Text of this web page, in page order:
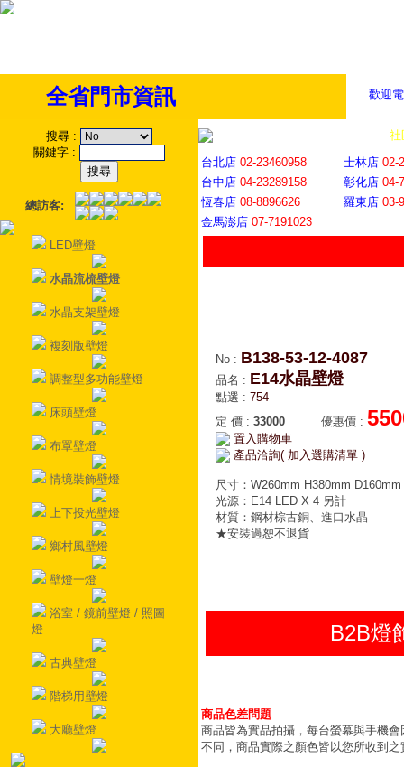
歡迎
全省門市資訊
搜尋 :
關鍵字 :
總訪客:
LED壁燈
水晶流梳壁燈
水晶支架壁燈
複刻版壁燈
調整型多功能壁燈
床頭壁燈
布罩壁燈
情境裝飾壁燈
上下投光壁燈
鄉村風壁燈
壁燈一燈
浴室 / 鏡前壁燈 / 照圖
燈
古典壁燈
階梯用壁燈
大廳壁燈
社
台北店 02-23460958 士林店 02-
台中店 04-23289158 彰化店 04-
恆春店 08-8896626 羅東店 03-
金馬澎店 07-7191023
No : B138-53-12-4087
品名 : E14水晶壁燈
點選 : 754
定 價 : 33000 優惠價 :
置入購物車
產品洽詢( 加入選購清單 )
尺寸：W260mm H380mm D160mm
光源：E14 LED X 4 另計
材質：鋼材棕古銅、進口水晶
★安裝過恕不退貨
B2B燈
商品色差問題
商品皆為實品拍攝，每台螢幕與手機
不同，商品實際之顏色皆以您所收到之